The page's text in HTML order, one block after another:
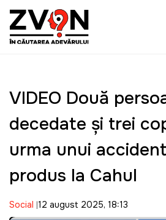
VIDEO Două
decedate și trei
urma unui
produs la Cahul
Social 12 august 2025, 18:13